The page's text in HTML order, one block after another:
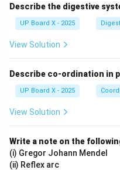
Describe the digestive
UP Board X - 2025
View Solution
Describe co-ordination in
UP Board X - 2025
View Solution
Write a note on the
(i) Gregor Johann Mendel
(ii) Reflex arc